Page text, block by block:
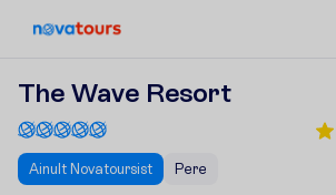
The Wave Resort
Ainult Novatoursist Pere